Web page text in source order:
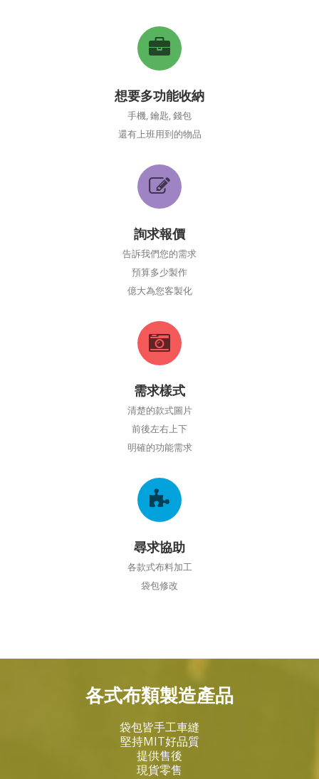
想要多功能收納
手機, 鑰匙, 錢包
還有上班用到的物品
詢求報價
告訴我們您的需求
預算多少製作
億大為您客製化
需求樣式
清楚的款式圖片
前後左右上下
明確的功能需求
尋求協助
各款式布料加工
袋包修改
各式布類製造產品
袋包皆手工車縫
堅持MIT好品質
提供售後
現貨零售